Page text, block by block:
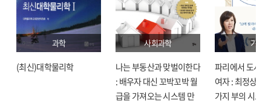
과학
(최신)대학물리학
사회과학
나는 부동산과 맞벌이한다
: 배우자 대신 꼬박꼬박 월
급을 가져오는 시스템 만
기술
파리에서 도시락
여자 : 최정상으
가지 부의 시크릿